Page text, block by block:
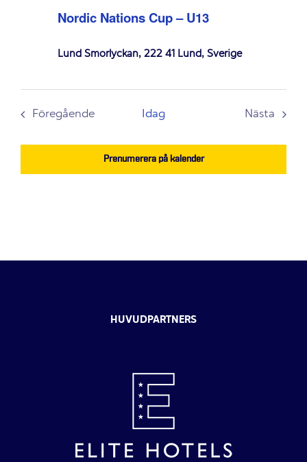
Nordic Nations Cup – U13
Lund Smörlyckan, 222 41 Lund, Sverige
Föregående
Idag
Nästa
Prenumerera på kalender
HUVUDPARTNERS